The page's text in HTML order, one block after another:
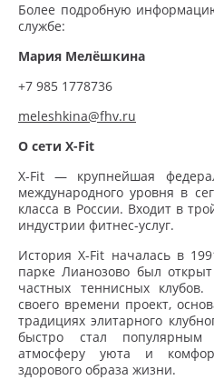
Более подробную
службе:
Мария Мелёшкина
+7 985 1778736
meleshkina@fhv.ru
О сети X-Fit
X-Fit — крупнейшая
международного уровня в
класса в России. Входит в
индустрии фитнес-услуг.
История X-Fit началась в
парке Лианозово был
частных теннисных
своего времени проект,
традициях элитарного
быстро стал
атмосферу уюта и
здорового образа жизни.